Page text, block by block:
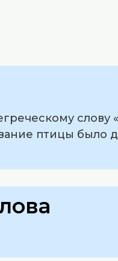
слову
птицы было